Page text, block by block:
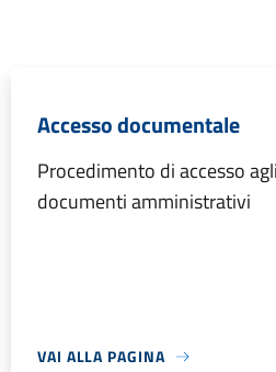
Accesso documentale
Procedimento di accesso
documenti amministrativi
VAI ALLA PAGINA